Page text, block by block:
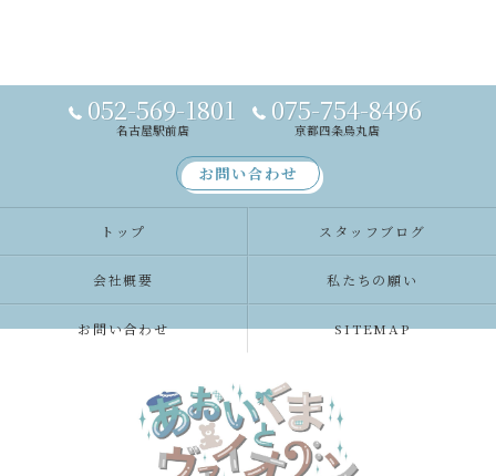
052-569-1801
名古屋駅前店
075-754-8496
京都四条烏丸店
お問い合わせ
トップ スタッフブログ
会社概要 私たちの願い
お問い合わせ SITEMAP